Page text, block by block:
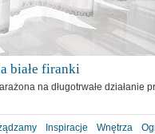
białe firanki
na długotrwałe działanie
Inspiracje Wnętrza